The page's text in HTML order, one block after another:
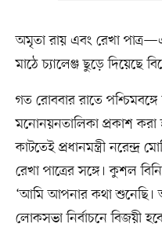
অমৃতা রায় এবং রেখা
মাঠে চ্যালেঞ্জ ছুড়ে দিয়েছে
গত রোববার রাতে পশ্চিমবঙ্গে
মনোনয়নতালিকা প্রকাশ
কাটতেই প্রধানমন্ত্রী
রেখা পাত্রের সঙ্গে। কুশল
‘আমি আপনার কথা শুনেছি।
লোকসভা নির্বাচনে বিজয়ী